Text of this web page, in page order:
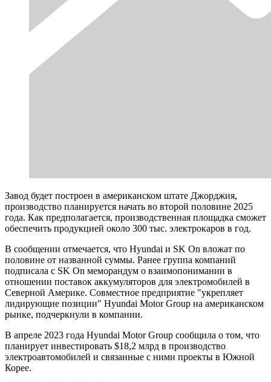
Завод будет построен в американском штате Джорджия,
производство планируется начать во второй половине 2025
года. Как предполагается, производственная площадка сможет
обеспечить продукцией около 300 тыс. электрокаров в год.
В сообщении отмечается, что Hyundai и SK On вложат по
половине от названной суммы. Ранее группа компаний
подписала с SK On меморандум о взаимопонимании в
отношении поставок аккумуляторов для электромобилей в
Северной Америке. Совместное предприятие "укрепляет
лидирующие позиции" Hyundai Motor Group на американском
рынке, подчеркнули в компании.
В апреле 2023 года Hyundai Motor Group сообщила о том, что
планирует инвестировать $18,2 млрд в производство
электроавтомобилей и связанные с ними проекты в Южной
Корее.